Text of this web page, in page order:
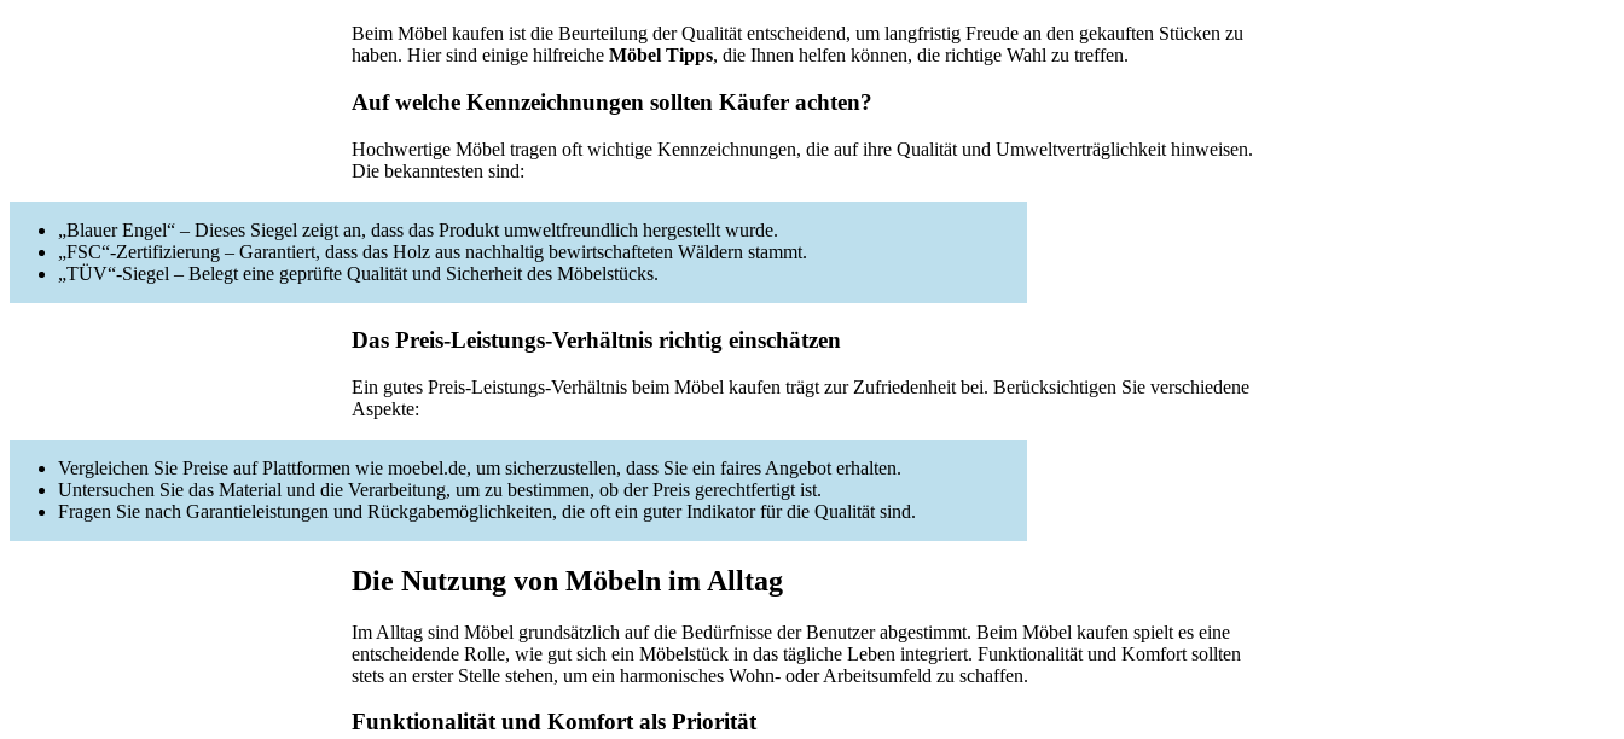
Beim Möbel kaufen ist die Beurteilung der Qualität entscheidend, um langfristig Freude an den gekauften Stücken zu
haben. Hier sind einige hilfreiche Möbel Tipps, die Ihnen helfen können, die richtige Wahl zu treffen.
Auf welche Kennzeichnungen sollten Käufer achten?
Hochwertige Möbel tragen oft wichtige Kennzeichnungen, die auf ihre Qualität und Umweltverträglichkeit hinweisen.
Die bekanntesten sind:
„Blauer Engel“ – Dieses Siegel zeigt an, dass das Produkt umweltfreundlich hergestellt wurde.
„FSC“-Zertifizierung – Garantiert, dass das Holz aus nachhaltig bewirtschafteten Wäldern stammt.
„TÜV“-Siegel – Belegt eine geprüfte Qualität und Sicherheit des Möbelstücks.
Das Preis-Leistungs-Verhältnis richtig einschätzen
Ein gutes Preis-Leistungs-Verhältnis beim Möbel kaufen trägt zur Zufriedenheit bei. Berücksichtigen Sie verschiedene
Aspekte:
Vergleichen Sie Preise auf Plattformen wie moebel.de, um sicherzustellen, dass Sie ein faires Angebot erhalten.
Untersuchen Sie das Material und die Verarbeitung, um zu bestimmen, ob der Preis gerechtfertigt ist.
Fragen Sie nach Garantieleistungen und Rückgabemöglichkeiten, die oft ein guter Indikator für die Qualität sind.
Die Nutzung von Möbeln im Alltag
Im Alltag sind Möbel grundsätzlich auf die Bedürfnisse der Benutzer abgestimmt. Beim Möbel kaufen spielt es eine
entscheidende Rolle, wie gut sich ein Möbelstück in das tägliche Leben integriert. Funktionalität und Komfort sollten
stets an erster Stelle stehen, um ein harmonisches Wohn- oder Arbeitsumfeld zu schaffen.
Funktionalität und Komfort als Priorität